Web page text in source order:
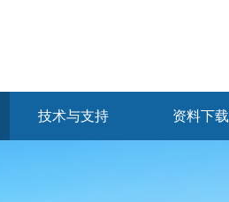
技术与支持 资料下载